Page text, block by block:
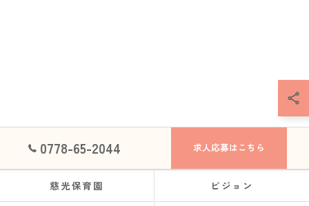
0778-65-2044 求人応募はこちら
慈光保育園 ビジョン